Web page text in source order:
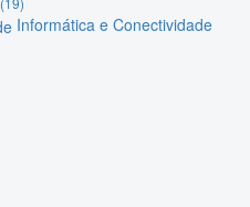
Informática e Conectividade